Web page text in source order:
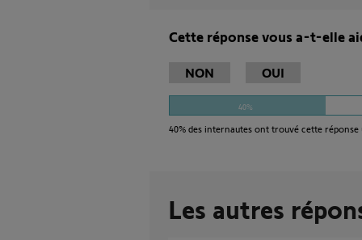
Cette réponse vous a-t-elle
NON OUI
40%
40% des internautes ont trouvé cette réponse
Les autres